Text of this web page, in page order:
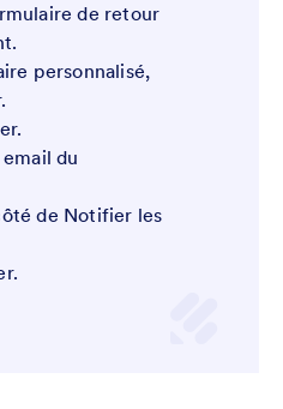
de retour
personnalisé,
email du
de Notifier les